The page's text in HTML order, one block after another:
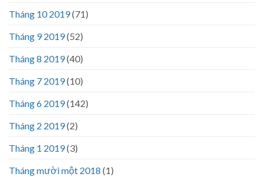
Tháng 10 2019(71)
Tháng 9 2019(52)
Tháng 8 2019(40)
Tháng 7 2019(10)
Tháng 6 2019(142)
Tháng 2 2019(2)
Tháng 1 2019(3)
Tháng mười một 2018 (1)